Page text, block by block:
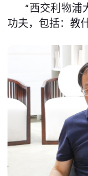
“西交利物浦
功夫，包括：教